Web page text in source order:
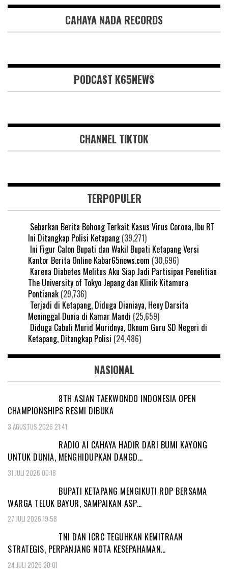
CAHAYA NADA RECORDS
PODCAST K65NEWS
CHANNEL TIKTOK
TERPOPULER
Sebarkan Berita Bohong Terkait Kasus Virus Corona, Ibu RT
Ini Ditangkap Polisi Ketapang (39,271)
Ini Figur Calon Bupati dan Wakil Bupati Ketapang Versi
Kantor Berita Online Kabar65news.com (30,696)
Karena Diabetes Melitus Aku Siap Jadi Partisipan Penelitian
The University of Tokyo Jepang dan Klinik Kitamura
Pontianak (29,736)
Terjadi di Ketapang, Diduga Dianiaya, Heny Darsita
Meninggal Dunia di Kamar Mandi (25,659)
Diduga Cabuli Murid Muridnya, Oknum Guru SD Negeri di
Ketapang, Ditangkap Polisi (24,486)
NASIONAL
8TH ASIAN TAEKWONDO INDONESIA OPEN
CHAMPIONSHIPS RESMI DIBUKA
3 AGUSTUS 2026 21:41
RADIO AI CAHAYA HADIR DARI BUMI KAYONG
UNTUK DUNIA, MENGHIDUPKAN DANGD…
31 JULI 2026 00:18
BUPATI KETAPANG MENGIKUTI RDP BERSAMA
WARGA TELUK BAYUR, SAMPAIKAN ASP…
27 JULI 2026 19:58
TNI DAN ICRC TEGUHKAN KEMITRAAN
STRATEGIS, PERPANJANG NOTA KESEPAHAMAN…
24 JULI 2026 20:01